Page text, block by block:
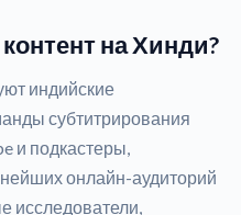
на Хинди?
индийские
субтитрирования
и подкастеры,
онлайн-аудиторий
исследователи,